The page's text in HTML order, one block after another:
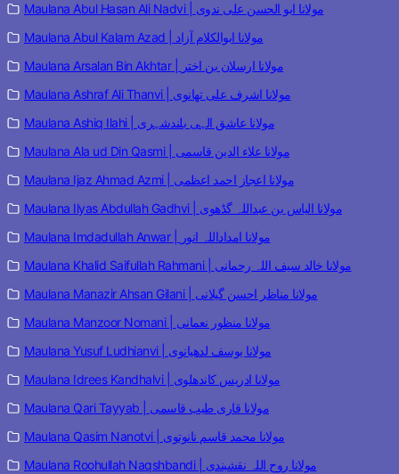
Maulana Abul Hasan Ali Nadvi | مولانا ابو الحسن علی ندوی
Maulana Abul Kalam Azad | مولانا ابوالکلام آزاد
Maulana Arsalan Bin Akhtar | مولانا ارسلان بن اختر
Maulana Ashraf Ali Thanvi | مولانا اشرف علی تھانوی
Maulana Ashiq Ilahi | مولانا عاشق الہی بلندشہری
Maulana Ala ud Din Qasmi | مولانا علاء الدین قاسمی
Maulana Ijaz Ahmad Azmi | مولانا اعجاز احمد اعظمی
Maulana Ilyas Abdullah Gadhvi | مولانا الیاس بن عبداللہ گڈھوی
Maulana Imdadullah Anwar | مولانا امداداللہ انور
Maulana Khalid Saifullah Rahmani | مولانا خالد سیف اللہ رحمانی
Maulana Manazir Ahsan Gilani | مولانا مناظر احسن گیلانی
Maulana Manzoor Nomani | مولانا منظور نعمانی
Maulana Yusuf Ludhianvi | مولانا یوسف لدھیانوی
Maulana Idrees Kandhalvi | مولانا ادریس کاندھلوی
Maulana Qari Tayyab | مولانا قاری طیب قاسمی
Maulana Qasim Nanotvi | مولانا محمد قاسم نانوتوی
Maulana Roohullah Naqshbandi | مولانا روح اللہ نقشبندی